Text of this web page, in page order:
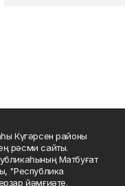
Күгәрсен районы
рәсми сайты.
Матбуғат
"Республика
йәмғиәте.